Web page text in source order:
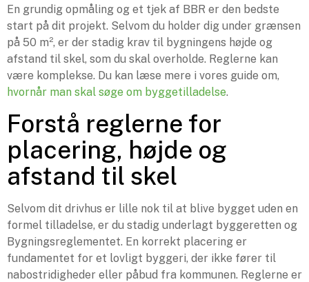
En grundig opmåling og et tjek af BBR er den bedste
start på dit projekt. Selvom du holder dig under grænsen
på 50 m², er der stadig krav til bygningens højde og
afstand til skel, som du skal overholde. Reglerne kan
være komplekse. Du kan læse mere i vores guide om,
hvornår man skal søge om byggetilladelse.
Forstå reglerne for
placering, højde og
afstand til skel
Selvom dit drivhus er lille nok til at blive bygget uden en
formel tilladelse, er du stadig underlagt byggeretten og
Bygningsreglementet. En korrekt placering er
fundamentet for et lovligt byggeri, der ikke fører til
nabostridigheder eller påbud fra kommunen. Reglerne er